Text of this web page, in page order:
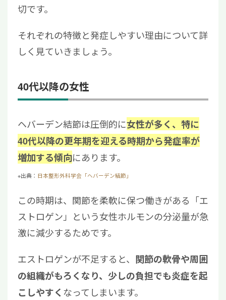
切です。
それぞれの特徴と発症しやすい理由について詳
しく見ていきましょう。
40代以降の女性
ヘバーデン結節は圧倒的に女性が多く、特に
40代以降の更年期を迎える時期から発症率が
増加する傾向にあります。
※出典： 日本整形外科学会「ヘバーデン結節」
この時期は、関節を柔軟に保つ働きがある「エ
ストロゲン」という女性ホルモンの分泌量が急
激に減少するためです。
エストロゲンが不足すると、 関節の軟骨や周囲
の組織がもろくなり、少しの負担でも炎症を起
こしやすくなってしまいます。